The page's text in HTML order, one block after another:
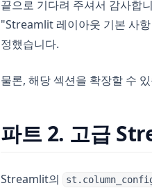
끝으로 기다려 주셔서 감사합
"Streamlit 레이아웃 기본 사
정했습니다.
물론, 해당 섹션을 확장할 수
파트 2. 고급
Streamlit의